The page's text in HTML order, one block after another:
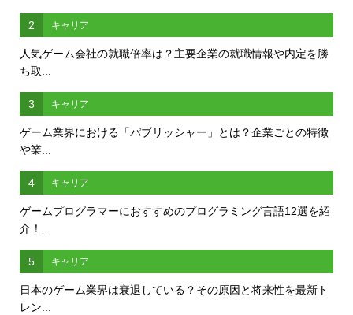
2 キャリア
人気ゲーム会社の就職倍率は？主要企業の就職情報や内定を勝
ち取...
3 キャリア
ゲーム業界における「パブリッシャー」とは？企業ごとの特徴
や業...
4 キャリア
ゲームプログラマーにおすすめのプログラミング言語12選を紹
介！...
5 キャリア
日本のゲーム業界は衰退している？その原因と将来性を最新ト
レン...